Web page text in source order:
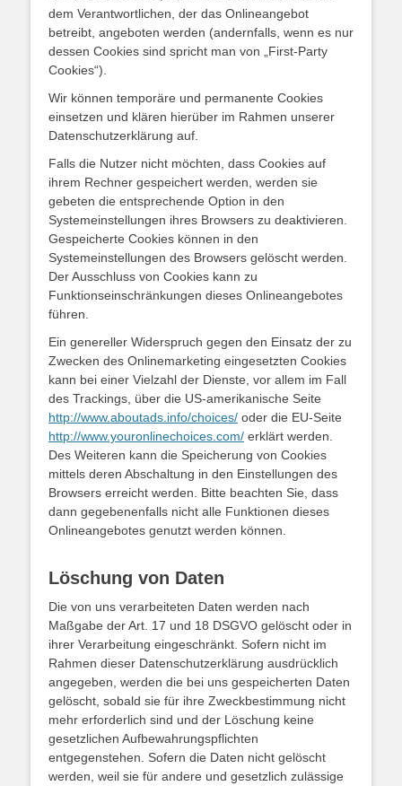
dem Verantwortlichen, der das Onlineangebot
betreibt, angeboten werden (andernfalls, wenn es nur
dessen Cookies sind spricht man von „First-Party
Cookies“).
Wir können temporäre und permanente Cookies
einsetzen und klären hierüber im Rahmen unserer
Datenschutzerklärung auf.
Falls die Nutzer nicht möchten, dass Cookies auf
ihrem Rechner gespeichert werden, werden sie
gebeten die entsprechende Option in den
Systemeinstellungen ihres Browsers zu deaktivieren.
Gespeicherte Cookies können in den
Systemeinstellungen des Browsers gelöscht werden.
Der Ausschluss von Cookies kann zu
Funktionseinschränkungen dieses Onlineangebotes
führen.
Ein genereller Widerspruch gegen den Einsatz der zu
Zwecken des Onlinemarketing eingesetzten Cookies
kann bei einer Vielzahl der Dienste, vor allem im Fall
des Trackings, über die US-amerikanische Seite
http://www.aboutads.info/choices/ oder die EU-Seite
http://www.youronlinechoices.com/ erklärt werden.
Des Weiteren kann die Speicherung von Cookies
mittels deren Abschaltung in den Einstellungen des
Browsers erreicht werden. Bitte beachten Sie, dass
dann gegebenenfalls nicht alle Funktionen dieses
Onlineangebotes genutzt werden können.
Löschung von Daten
Die von uns verarbeiteten Daten werden nach
Maßgabe der Art. 17 und 18 DSGVO gelöscht oder in
ihrer Verarbeitung eingeschränkt. Sofern nicht im
Rahmen dieser Datenschutzerklärung ausdrücklich
angegeben, werden die bei uns gespeicherten Daten
gelöscht, sobald sie für ihre Zweckbestimmung nicht
mehr erforderlich sind und der Löschung keine
gesetzlichen Aufbewahrungspflichten
entgegenstehen. Sofern die Daten nicht gelöscht
werden, weil sie für andere und gesetzlich zulässige